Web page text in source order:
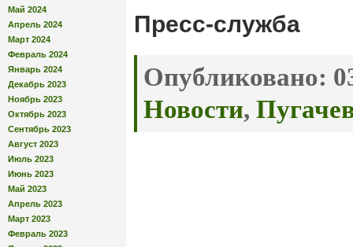
Май 2024
Апрель 2024
Март 2024
Февраль 2024
Январь 2024
Декабрь 2023
Ноябрь 2023
Октябрь 2023
Сентябрь 2023
Август 2023
Июль 2023
Июнь 2023
Май 2023
Апрель 2023
Март 2023
Февраль 2023
Пресс-служба
Опубликовано:
Новости,